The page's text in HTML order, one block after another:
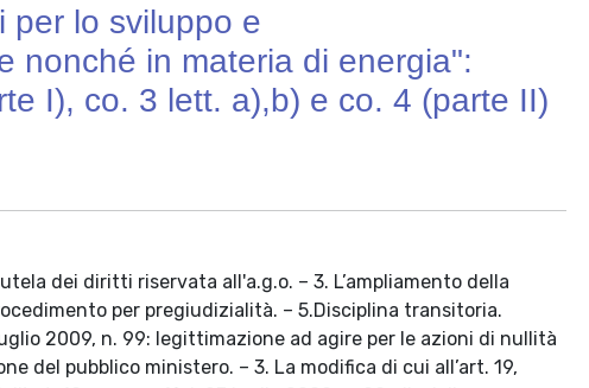
per lo sviluppo e
nonché in materia di energia":
I), co. 3 lett. a),b) e co. 4 (parte II)
dei diritti riservata all'a.g.o. – 3. L’ampliamento della
per pregiudizialità. – 5.Disciplina transitoria.
2009, n. 99: legittimazione ad agire per le azioni di nullità
del pubblico ministero. – 3. La modifica di cui all’art. 19,